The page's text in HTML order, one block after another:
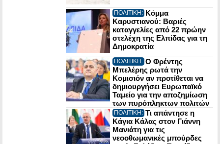
ΠΟΛΙΤΙΚΗ: Κόμμα
Καρυστιανού: Βαριές
καταγγελίες από 22 πρώην
στελέχη της Ελπίδας για τη
Δημοκρατία
ΠΟΛΙΤΙΚΗ: Ο Φρέντης
Μπελέρης ρωτά την
Κομισιόν αν προτίθεται να
δημιουργήσει Ευρωπαϊκό
Ταμείο για την αποζημίωση
των πυρόπληκτων πολιτών
ΠΟΛΙΤΙΚΗ: Τι απάντησε η
Κάγια Κάλας στον Γιάννη
Μανιάτη για τις
νεοοθωμανικές μπούρδες